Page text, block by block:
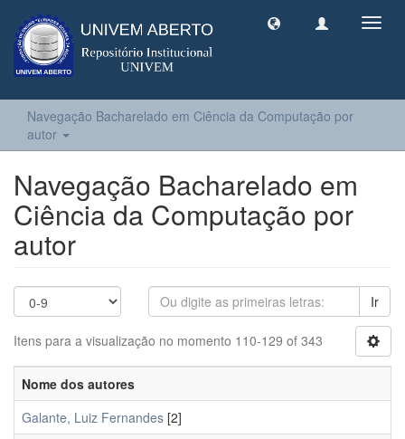
Navegação Bacharelado em Ciência da Computação por
autor
Navegação Bacharelado em
Ciência da Computação por
autor
Ir
Itens para a visualização no momento 110-129 of 343
Nome dos autores
Galante, Luiz Fernandes [2]